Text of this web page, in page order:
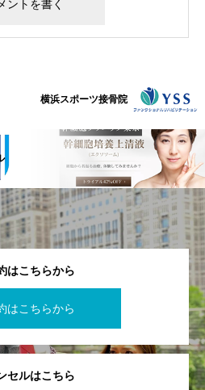
横浜スポーツ接骨院
はこちらから
はこちらから
セルはこちら